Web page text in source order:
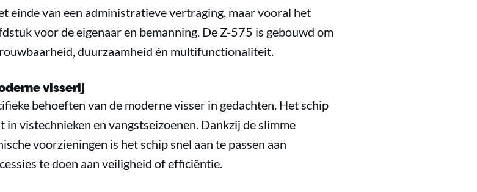
einde van een administratieve vertraging, maar vooral het
voor de eigenaar en bemanning. De Z-575 is gebouwd om
duurzaamheid én multifunctionaliteit.
visserij
behoeften van de moderne visser in gedachten. Het schip
vistechnieken en vangstseizoenen. Dankzij de slimme
voorzieningen is het schip snel aan te passen aan
te doen aan veiligheid of efficiëntie.